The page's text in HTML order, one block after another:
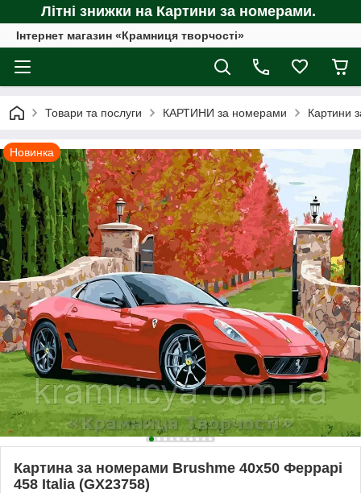
Літні знижки на Картини за номерами.
Інтернет магазин «Крамниця творчості»
Товари та послуги КАРТИНИ за номерами Картини
Новинка
Картина за номерами Brushme 40х50 Феррарі
458 Italia (GX23758)